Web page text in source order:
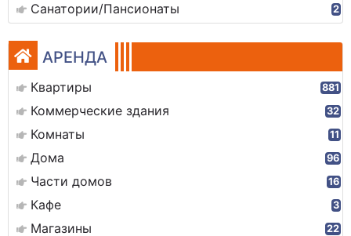
Санатории/Пансионаты 2
АРЕНДА
Квартиры 881
Коммерческие здания 32
Комнаты 11
Дома 96
Части домов 16
Кафе 3
Магазины 22